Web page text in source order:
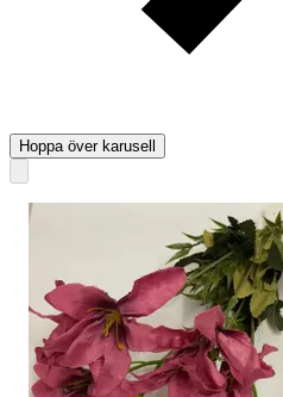
Hoppa över karusell